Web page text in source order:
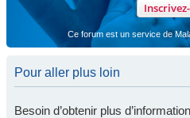
Ce forum est un service de
Pour aller plus loin
Besoin d’obtenir plus